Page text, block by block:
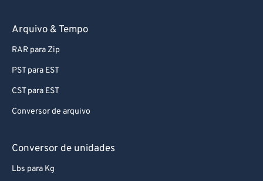
Arquivo & Tempo
RAR para Zip
PST para EST
CST para EST
Conversor de arquivo
Conversor de unidades
Lbs para Kg